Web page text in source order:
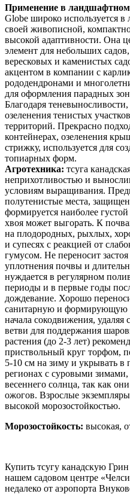
Применение в ландшафтном
Globe широко используется
своей живописной,
высокой адаптивности. Она
элемент для небольших
вересковых и каменистых
акцентом в компании с
рододендронами и
для оформления парадных
Благодаря теневыносливости,
озеленения тенистых
территорий. Прекрасно
контейнерах, озеленения
стрижку, используется для
топиарных форм.
Агротехника: тсуга
неприхотливостью и
условиям выращивания.
полутенистые места,
формируется наиболее
хвоя может выгорать. К
на плодородных, рыхлых,
и супесях с реакцией от
гумусом. Не переносит
уплотнения почвы и
нуждается в регулярном
периоды и в первые годы
дождевание. Хорошо
санитарную и формирующую
начала сокодвижения,
ветви для поддержания
растения (до 2-3 лет)
приствольный круг торфом,
5-10 см на зиму и укрывать в
регионах с суровыми зимами,
весеннего солнца, так как
ожогов. Взрослые
высокой морозостойкостью.
Морозостойкость: высокая,
Купить тсугу канадскую
нашем садовом центре
недалеко от аэропорта